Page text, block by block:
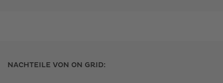
NACHTEILE VON ON GRID: